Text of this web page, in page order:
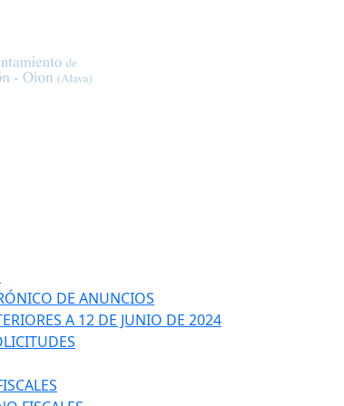
DE ANUNCIOS
A 12 DE JUNIO DE 2024